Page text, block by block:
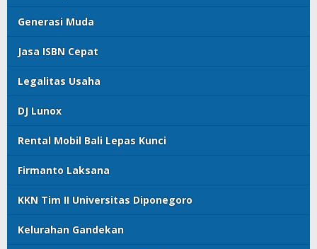
Generasi Muda
Jasa ISBN Cepat
Legalitas Usaha
DJ Lunox
Rental Mobil Bali Lepas Kunci
Firmanto Laksana
KKN Tim II Universitas Diponegoro
Kelurahan Gandekan